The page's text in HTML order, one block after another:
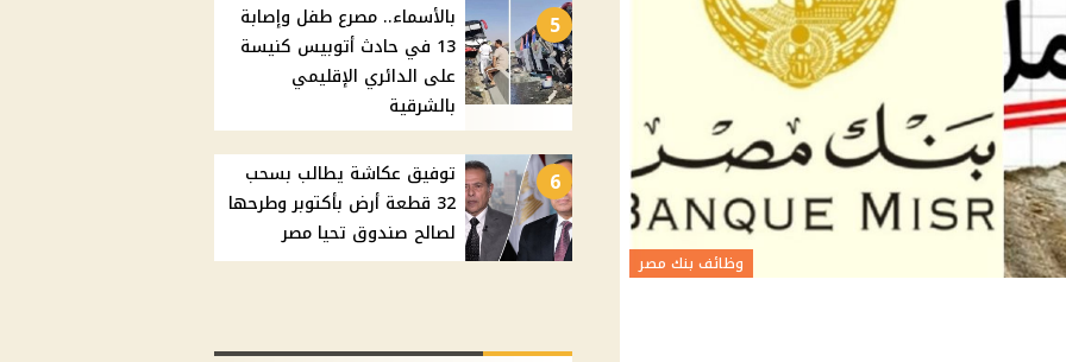
وظائف بنك مصر
5
بالأسماء.. مصرع طفل وإصابة
13 في حادث أتوبيس كنيسة
على الدائري الإقليمي
بالشرقية
6
توفيق عكاشة يطالب بسحب
32 قطعة أرض بأكتوبر وطرحها
لصالح صندوق تحيا مصر